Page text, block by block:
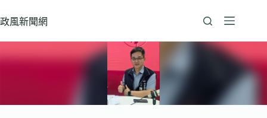
至
政風新聞網